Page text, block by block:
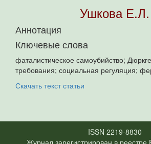
Ушкова Е.Л.
Аннотация
Ключевые слова
фаталистическое самоубийство;
требования; социальная регуляция;
Скачать текст статьи
ISSN 2219-8830
Журнал зарегистрирован в реестре